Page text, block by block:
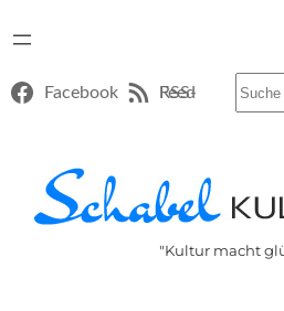
Facebook RSS-Feed
"Kultur macht